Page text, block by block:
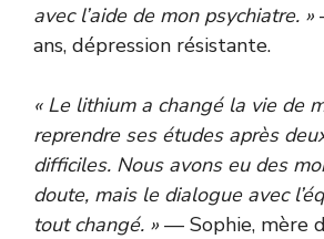
avec l’aide de mon psychiatre. »
ans, dépression résistante.
« Le lithium a changé la vie de
reprendre ses études après
difficiles. Nous avons eu des
doute, mais le dialogue avec
tout changé. » — Sophie, mère